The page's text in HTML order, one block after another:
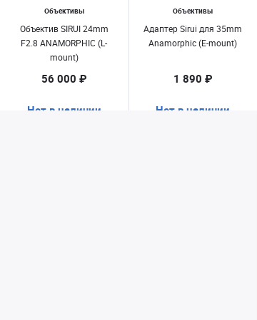
Объективы
Объектив SIRUI 24mm
F2.8 ANAMORPHIC (L-
mount)
56 000 ₽
Нет в наличии
Объективы
Адаптер Sirui для 35mm
Anamorphic (E-mount)
1 890 ₽
Нет в наличии